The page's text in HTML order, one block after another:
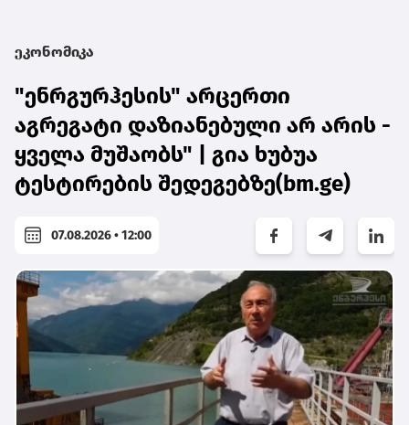
ეკონომიკა
"ენრგურჰესის" არცერთი
აგრეგატი დაზიანებული არ არის -
ყველა მუშაობს" | გია ხუბუა
ტესტირების შედეგებზე(bm.ge)
07.08.2026 • 12:00